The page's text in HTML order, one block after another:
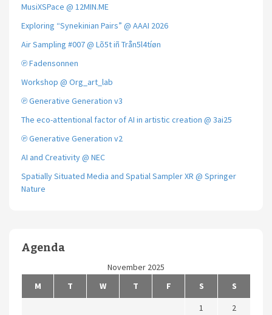
MusiXSPace @ 12MIN.ME
Exploring “Synekinian Pairs” @ AAAI 2026
Air Sampling #007 @ Lõ5t iñ Trån5l4tíøn
℗ Fadensonnen
Workshop @ Org_art_lab
℗ Generative Generation v3
The eco-attentional factor of AI in artistic creation @ 3ai25
℗ Generative Generation v2
AI and Creativity @ NEC
Spatially Situated Media and Spatial Sampler XR @ Springer
Nature
Agenda
November 2025
M
T W T F S
S
1
2